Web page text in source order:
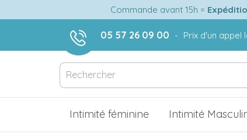
Commande avant 15h =
05 57 26 09 00 - Prix d'un appel
Intimité féminine Intimité